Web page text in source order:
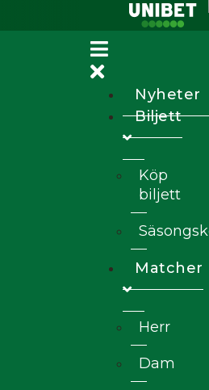
Nyheter
Biljett
Köp
biljett
Matcher
Herr
Dam